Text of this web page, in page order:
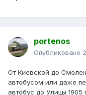
portenos
Опубликовано
От Киевской до
автобусом или даже
автобус до Улицы 1905